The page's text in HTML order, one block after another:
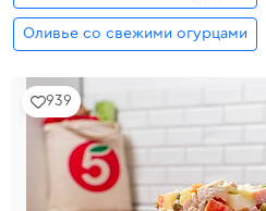
Оливье со свежими огурцами
939